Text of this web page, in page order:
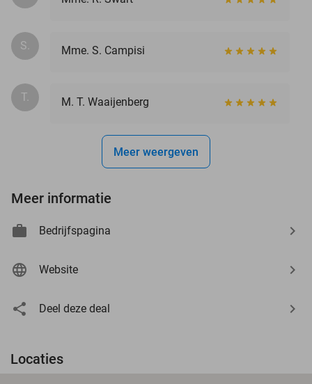
S. Mme. S. Campisi
T. M. T. Waaijenberg
Meer weergeven
Meer informatie
Bedrijfspagina
Website
Deel deze deal
Locaties